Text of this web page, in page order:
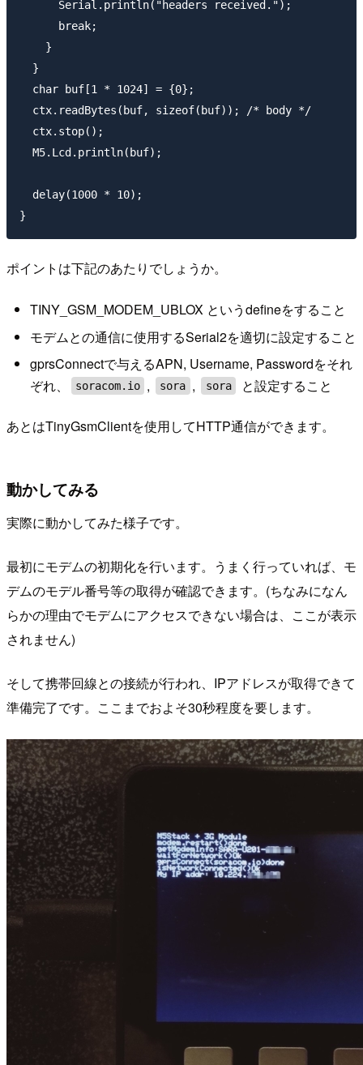
      Serial.println("headers received.");
      break;
    }
  }
  char buf[1 * 1024] = {0};
  ctx.readBytes(buf, sizeof(buf)); /* body */
  ctx.stop();
  M5.Lcd.println(buf);
  delay(1000 * 10);
ポイントは下記のあたりでしょうか。
TINY_GSM_MODEM_UBLOX というdefineをすること
モデムとの通信に使用するSerial2を適切に設定すること
gprsConnectで与えるAPN, Username, Passwordをそれ
ぞれ、
soracom.io , sora , sora と設定すること
あとはTinyGsmClientを使用してHTTP通信ができます。
動かしてみる
実際に動かしてみた様子です。
最初にモデムの初期化を行います。うまく行っていれば、モ
デムのモデル番号等の取得が確認できます。(ちなみになん
らかの理由でモデムにアクセスできない場合は、ここが表示
されません)
そして携帯回線との接続が行われ、IPアドレスが取得できて
準備完了です。ここまでおよそ30秒程度を要します。